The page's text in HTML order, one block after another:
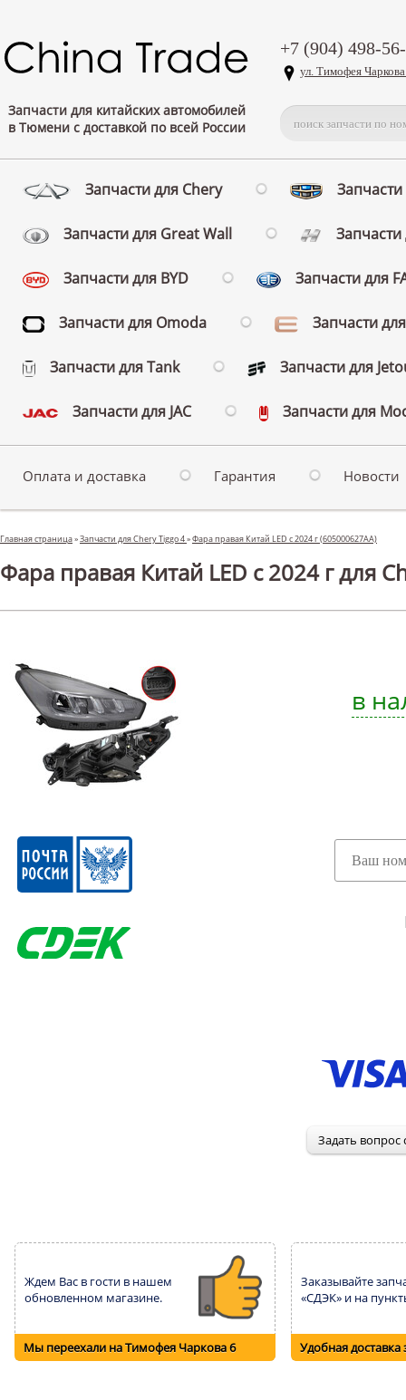
Запчасти для китайских автомобилей
в Тюмени с доставкой по всей России
+7 (904) 498-
ул. Тимофея
Запчасти для Chery
Запчасти для Great Wall
Запчасти для BYD Запчасти для
Запчасти для Omoda Запчасти
Запчасти для Tank Запчасти для
Запчасти для JAC Запчасти для
Оплата и доставка Гарантия Новости
Главная страница»Запчасти для Chery Tiggo 4»Фара правая Китай LED с 2024 г (605000627AA)
Фара правая Китай LED с 2024 г для
в
Ждем Вас в гости в нашем
обновленном магазине.
Мы переехали на Тимофея Чаркова 6
Заказывайте
«СДЭК» и на
Удобная доставка